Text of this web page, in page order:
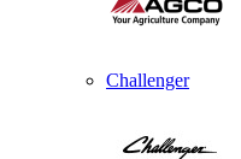
Challenger